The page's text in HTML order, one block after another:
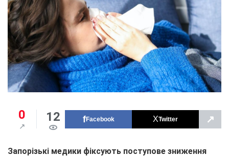
0 12 Facebook Twitter ↗
Запорізькі медики фіксують поступове зниження